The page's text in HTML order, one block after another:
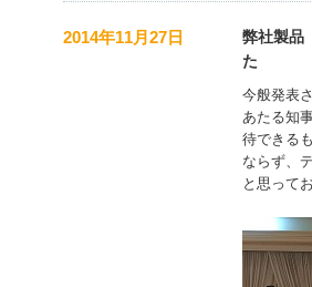
2014年11月27日
弊社製品
た
今般発表
あたる知
待できる
ならず、
と思って